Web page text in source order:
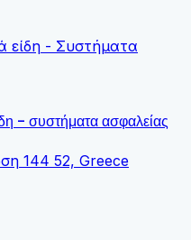
- συστήματα ασφαλείας
144 52, Greece